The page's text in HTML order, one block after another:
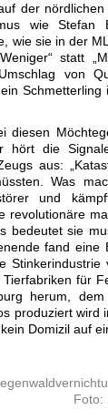
der
wie Stefan
wie sie in der
statt
von
diesen
hört die
aus:
Was
und
bedeutet sie
fand
für
herum,
produziert wird
Domizil auf
Foto: